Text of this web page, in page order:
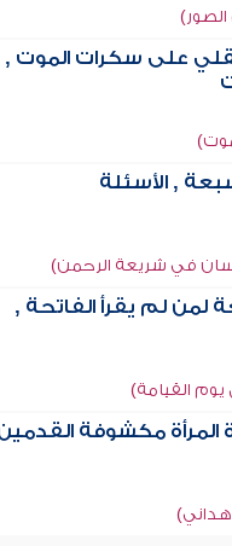
على سكرات الموت ,
, الأسئلة
في شريعة الرحمن)
لمن لم يقرأ الفاتحة ,
القيامة)
مكشوفة
هداني)